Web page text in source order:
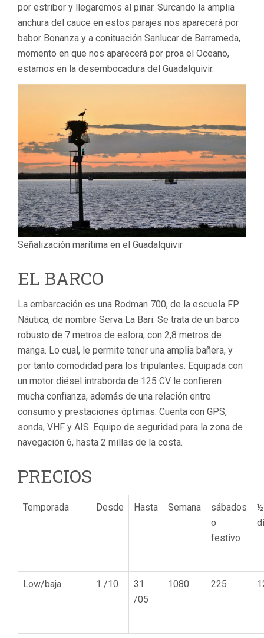
por estribor y llegaremos al pinar. Surcando la amplia
anchura del cauce en estos parajes nos aparecerá por
babor Bonanza y a conituación Sanlucar de Barrameda,
momento en que nos aparecerá por proa el Oceano,
estamos en la desembocadura del Guadalquivir.
Señalización marítima en el Guadalquivir
EL BARCO
La embarcación es una Rodman 700, de la escuela FP
Náutica, de nombre Serva La Bari. Se trata de un barco
robusto de 7 metros de eslora, con 2,8 metros de
manga. Lo cual, le permite tener una amplia bañera, y
por tanto comodidad para los tripulantes. Equipada con
un motor diésel intraborda de 125 CV le confieren
mucha confianza, además de una relación entre
consumo y prestaciones óptimas. Cuenta con GPS,
sonda, VHF y AIS. Equipo de seguridad para la zona de
navegación 6, hasta 2 millas de la costa.
PRECIOS
Temporada Desde Hasta Semana
sábados
o
festivo
½
Low/baja 1 /10
31
/05
1080 225